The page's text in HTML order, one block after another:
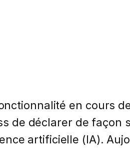
en cours
de déclarer de façon
artificielle (IA).